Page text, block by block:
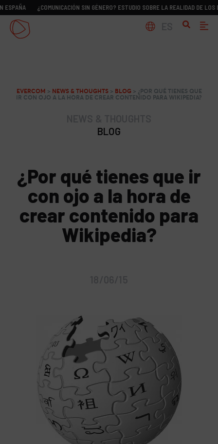
¿COMUNICACIÓN SIN GÉNERO? ESTUDIO SOBRE LA REALIDAD DE LOS DIRCOM
EVERCOM > NEWS & THOUGHTS> BLOG > ¿POR QUÉ TIENES QUE
IR CON OJO A LA HORA DE CREAR CONTENIDO PARA WIKIPEDIA?
BLOG
¿Por qué tienes que ir
con ojo a la hora de
crear contenido para
Wikipedia?